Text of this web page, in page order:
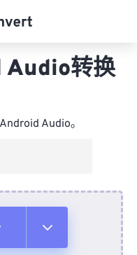
转换
Audio。